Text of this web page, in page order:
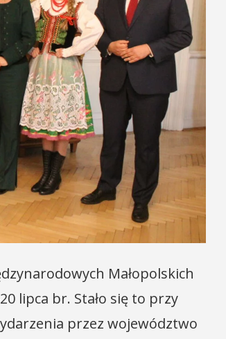
Małopolskich
lipca br. Stało się to przy
przez województwo